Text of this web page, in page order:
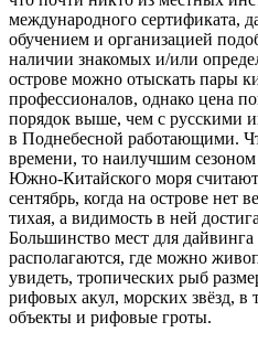
международного сертификата,
обучением и организацией
наличии знакомых и/или
острове можно отыскать пары
профессионалов, однако цена
порядок выше, чем с русскими
в Поднебесной работающими.
времени, то наилучшим
Южно-Китайского моря
сентябрь, когда на острове нет
тихая, а видимость в ней
Большинство мест для дайвинга
располагаются, где можно
увидеть, тропических рыб
рифовых акул, морских звёзд, в
объекты и рифовые гроты.